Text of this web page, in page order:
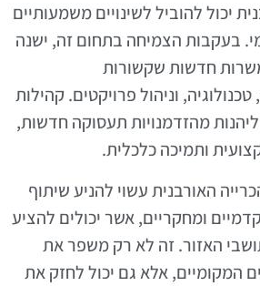
יכול להוביל לשינויים משמעותיים
בעקבות הצמיחה בתחום זה, ישנה
חדשות שקשורות
וניהול פרויקטים. קהילות
ליהנות מהזדמנויות תעסוקה חדשות,
ותמיכה כלכלית.
האורבנית עשוי להניע שיתוף
ומחקריים, אשר יכולים להציע
האזור. זה לא רק משפר את
המקומיים, אלא גם יכול לחזק את